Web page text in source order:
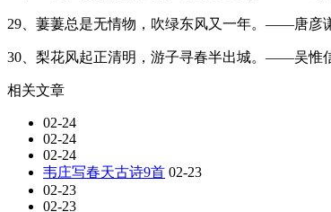
29、萋萋总是无情物，吹绿东风又一年。——唐彦
30、梨花风起正清明，游子寻春半出城。——吴惟
相关文章
02-24
02-24
02-24
韦庄写春天古诗9首 02-23
02-23
02-23